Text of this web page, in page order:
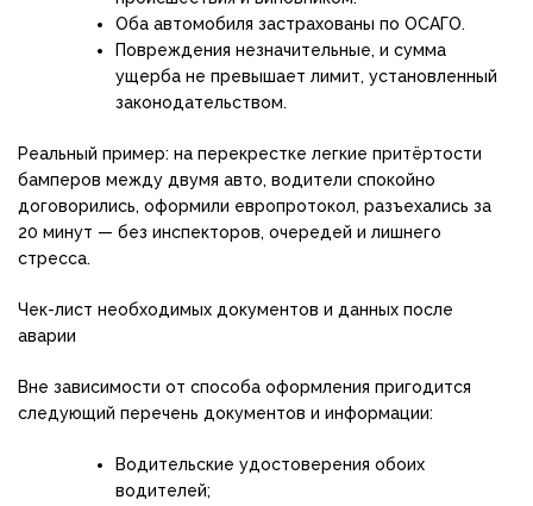
Оба автомобиля застрахованы по ОСАГО.
Повреждения незначительные, и сумма
ущерба не превышает лимит, установленный
законодательством.
Реальный пример: на перекрестке легкие притёртости
бамперов между двумя авто, водители спокойно
договорились, оформили европротокол, разъехались за
20 минут — без инспекторов, очередей и лишнего
стресса.
Чек-лист необходимых документов и данных после
аварии
Вне зависимости от способа оформления пригодится
следующий перечень документов и информации:
Водительские удостоверения обоих
водителей;